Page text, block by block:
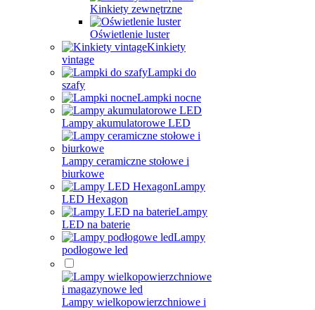
Kinkiety zewnętrzne
Oświetlenie luster
Kinkiety
vintage
Lampki do
szafy
Lampki nocne
Lampy akumulatorowe LED
Lampy ceramiczne stołowe i
biurkowe
Lampy
LED Hexagon
Lampy
LED na baterie
Lampy
podłogowe led
Lampy wielkopowierzchniowe i